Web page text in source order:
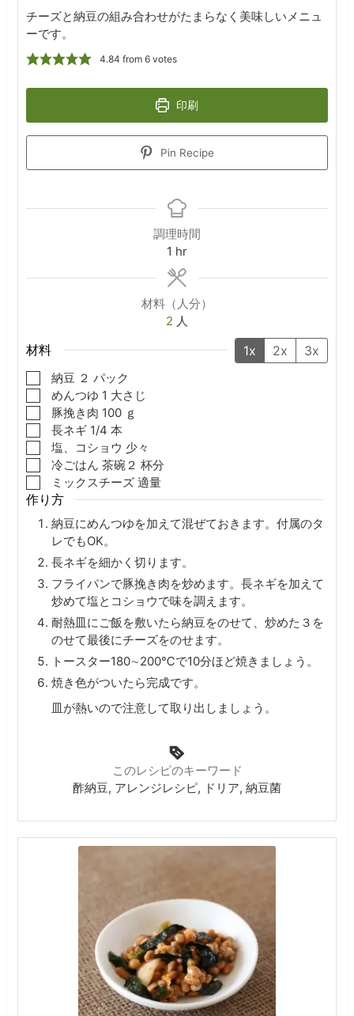
チーズと納豆の組み合わせがたまらなく美味しいメニュ
ーです。
4.84 from 6votes
印刷
Pin Recipe
調理時間
1 hour
hr
材料（人分）
2 人
材料 1x 2x 3x
▢
納豆 ２ パック
▢
めんつゆ 1 大さじ
▢
豚挽き肉 100 ｇ
▢
長ネギ 1/4 本
▢
塩、コショウ 少々
▢
冷ごはん 茶碗２ 杯分
▢
ミックスチーズ 適量
作り方
納豆にめんつゆを加えて混ぜておきます。付属のタ
レでもOK。
長ネギを細かく切ります。
フライパンで豚挽き肉を炒めます。長ネギを加えて
炒めて塩とコショウで味を調えます。
耐熱皿にご飯を敷いたら納豆をのせて、炒めた３を
のせて最後にチーズをのせます。
トースター180∼200℃で10分ほど焼きましょう。
焼き色がついたら完成です。
皿が熱いので注意して取り出しましょう。
このレシピのキーワード
酢納豆, アレンジレシピ, ドリア, 納豆菌